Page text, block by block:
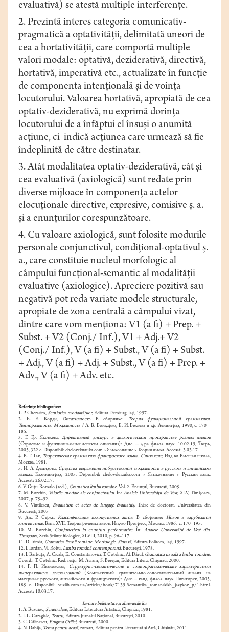
evaluativă) se atestă multiple interferențe.
2. Prezintă interes categoria comunicativ-
pragmatică a optativităţii, delimitată uneori de
cea a hortativității, care comportă multiple
valori modale: optativă, deziderativă, directivă,
hortativă, imperativă etc., actualizate în funcţie
de componenta intenţională şi de voinţa
locutorului. Valoarea hortativă, apropiată de cea
optativ-deziderativă, nu exprimă dorinţa
locutorului de a înfăptui el însuși o anumită
acţiune, ci indică acțiunea care urmează să fie
îndeplinită de către destinatar.
3. Atât modalitatea optativ-deziderativă, cât și
cea evaluativă (axiologică) sunt redate prin
diverse mijloace în componența actelor
elocuționale directive, expresive, comisive ș. a.
și a enunțurilor corespunzătoare.
4. Cu valoare axiologică, sunt folosite modurile
personale conjunctivul, condiţional-optativul ș.
a., care constituie nucleul morfologic al
câmpului funcțional-semantic al modalității
evaluative (axiologice). Apreciere pozitivă sau
negativă pot reda variate modele structurale,
apropiate de zona centrală a câmpului vizat,
dintre care vom menționa: V1 (a fi) + Prep. +
Subst. + V2 (Conj./ Inf.), V1 + Adj.+ V2
(Conj./ Inf.), V (a fi) + Subst., V (a fi) + Subst.
+ Adj., V (a fi) + Adj. + Subst., V (a fi) + Prep. +
Adv., V (a fi) + Adv. etc.
Referințe bibliografice:
1. P. Gherasim, Semiotica modalităţilor, Editura Demiurg, Iaşi, 1997.
2. Е. Е. Корди, Оптативность. В сборнике: Теория функциональной грамматики.
Темпоральность. Модальность/ А. В. Бондарко, Е. И. Беляева и др. Ленинград, 1990, с. 170 –
185.
3.Г. Гр. Яковлева,Директивный дискурс в диалогическом пространстве разных языков
(Строевые и функциональные аспекты описания): Дис. ... д-ра филол. наук: 10.02.19, Тверь,
2005, 322 с. Disponibil: cheloveknauka.com › Языкознание › Теория языка. Accesat: 3.03.17
4. В. Г. Гак, Теоретическая грамматика французского языка. Синтаксис,Изд-во Высшая школа,
Москва, 1981.
5.И. А. Демидова, Средства выражения побудительной модальности в русском и английском
языках.Калининград, 2005. Disponibil: cheloveknauka.com › Языкознание › Русский язык.
Accesat: 26.02.17.
6. V. Guțu-Romalo (red.), Gramatica limbii române. Vol. 2. Enunţul, Bucureşti, 2005.
7.M. Borchin, Valorile modale ale conjunctivului.În:Analele Universității de Vest, XLV, Timişoara,
2007, p. 75–92.
8. V. Vintilescu, Evaluation et actes de langage évaluatifs, Thèse de doctorat. Universitatea din
Bucureşti, 2005
9. Дж. Р. Серль, Классификацияиллокутивныхактов.В сборнике: Новое в зарубежной
лингвистике. Вып. XVII. Теория речевых актов, Изд-во Прогресс, Москва, 1986. с. 170–195.
10.M. Borchin, Conjunctivul în enunţuri performative. În: Analele Universităţii de Vest din
Timişoara, Seria Ştiinţe filologice, XLVIII, 2010, p. 96–117.
11. D. Irimia, Gramatica limbii române. Morfologie. Sintaxă, Editura Polirom, Iaşi, 1997.
12. I. Iordan, Vl. Robu, Limba română contemporană. Bucureşti, 1978.
13. I. Bărbuță, A. Cicala, E. Constantinovici, T. Cotelnic, Al. Dârul, Gramatica uzuală a limbii române.
Coord.: T. Cotelnic. Red. resp.: M. Avram, S. Berejan, Editura Litera, Chişinău, 2000.
14.Г. П. Ивановская,
Структурно-семантические и социопрагматические характеристики
императивных высказываний(Комплексный сравнительно-сопоставительный анализ на
материале русского, английского и французского): Дис. ... канд. филол. наук. Пятигорск, 2005,
185 с. Disponibil: vuzlib.com.ua/articles/book/7139-Semantika_romanskikh_jazykov_p/1.html.
Accesat: 10.03.17.
Izvoare beletristice și abrevierile lor
1. A. Busuioc, Scrieri alese, Editura Literatura Artistică, Chişinău, 1981.
2. I. L. Caragiale, Teatru, Editura Jurnalul Național, București, 2010.
3. G. Călinescu, Enigma Otiliei, Bucureşti, 2000.
4. N. Dabija, Tema pentru acasă, roman, Editura pentru Literatură și Artă, Chișinău, 2011